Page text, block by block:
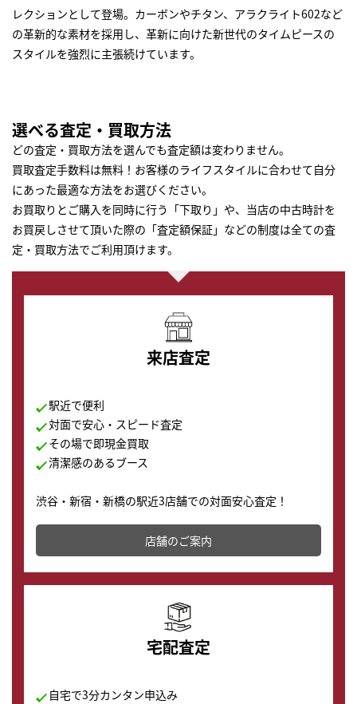
レクションとして登場。カーボンやチタン、アラクライト602など
の革新的な素材を採用し、革新に向けた新世代のタイムピースの
スタイルを強烈に主張続けています。
選べる査定・買取方法
どの査定・買取方法を選んでも査定額は変わりません。
買取査定手数料は無料！お客様のライフスタイルに合わせて自分
にあった最適な方法をお選びください。
お買取りとご購入を同時に行う「下取り」や、当店の中古時計を
お買戻しさせて頂いた際の「査定額保証」などの制度は全ての査
定・買取方法でご利用頂けます。
来店査定
駅近で便利
対面で安心・スピード査定
その場で即現金買取
清潔感のあるブース
渋谷・新宿・新橋の駅近3店舗での対面安心査定！
その場で現金買取致します。渋谷本店では、時計販売の
店舗を併設しており、下取りに出してお得に新しい時計
の購入もできます♪
店舗のご案内
宅配査定
自宅で3分カンタン申込み